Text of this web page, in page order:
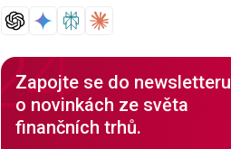
Zapojte se do newsletteru
o novinkách ze světa
finančních trhů.